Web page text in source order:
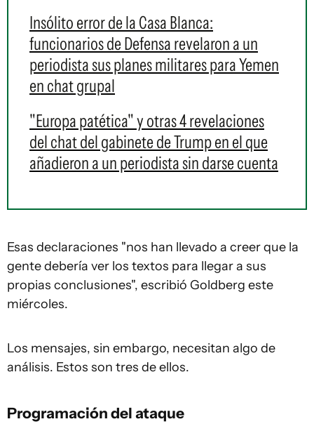
Insólito error de la Casa Blanca:
funcionarios de Defensa revelaron a un
periodista sus planes militares para Yemen
en chat grupal
"Europa patética" y otras 4 revelaciones
del chat del gabinete de Trump en el que
añadieron a un periodista sin darse cuenta
Esas declaraciones "nos han llevado a creer que la
gente debería ver los textos para llegar a sus
propias conclusiones", escribió Goldberg este
miércoles.
Los mensajes, sin embargo, necesitan algo de
análisis. Estos son tres de ellos.
Programación del ataque